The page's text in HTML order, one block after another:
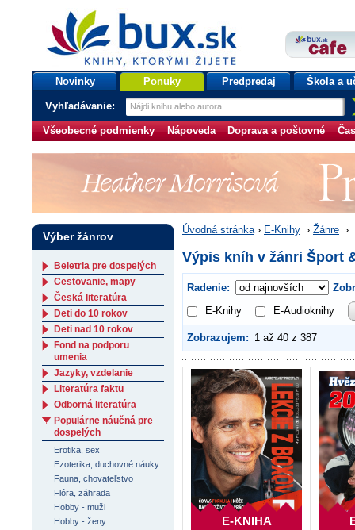
bux.sk
knihy, ktorými žijete
Úvodná stránka
Novinky Ponuky Predpredaj Škola a
Vyhľadávanie:
Všeobecné podmienky Nápoveda Doprava a poštovné
Úvodná stránka› E-Knihy › Žánre ›
Výpis kníh v žánri Šport
Radenie:
E-Knihy
E-Audioknihy
Zobrazujem: 1 až 40 z 387
E-KNIHA
Výber žánrov
Beletria pre dospelých
Cestovanie, mapy
Česká literatúra
Deti do 10 rokov
Deti nad 10 rokov
Fond na podporu
umenia
Jazyky, vzdelanie
Literatúra faktu
Odborná literatúra
Populárne náučná pre
dospelých
Erotika, sex
Ezoterika, duchovné náuky
Fauna, chovateľstvo
Flóra, záhrada
Hobby - muži
Hobby - ženy